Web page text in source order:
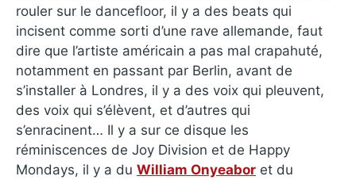
rouler sur le dancefloor, il y a des beats qui
incisent comme sorti d’une rave allemande, faut
dire que l’artiste américain a pas mal crapahuté,
notamment en passant par Berlin, avant de
s’installer à Londres, il y a des voix qui pleuvent,
des voix qui s’élèvent, et d’autres qui
s’enracinent… Il y a sur ce disque les
réminiscences de Joy Division et de Happy
Mondays, il y a du William Onyeabor et du